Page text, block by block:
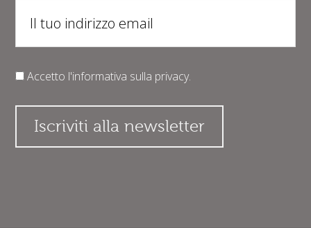
Accetto l'informativa sulla privacy.